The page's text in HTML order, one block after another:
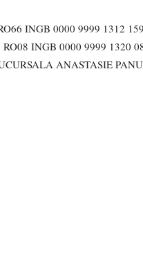
INGB 0000 9999 1312
RO08 INGB 0000 9999 1320
ANASTASIE PANU